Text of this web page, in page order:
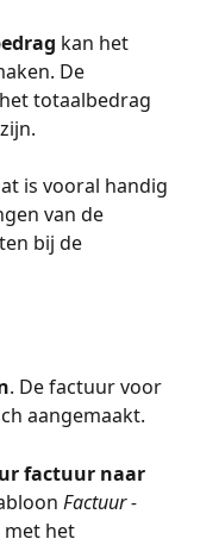
kan het
De
totaalbedrag
is vooral handig
van de
bij de
. De factuur voor
aangemaakt.
factuur naar
Factuur -
met het